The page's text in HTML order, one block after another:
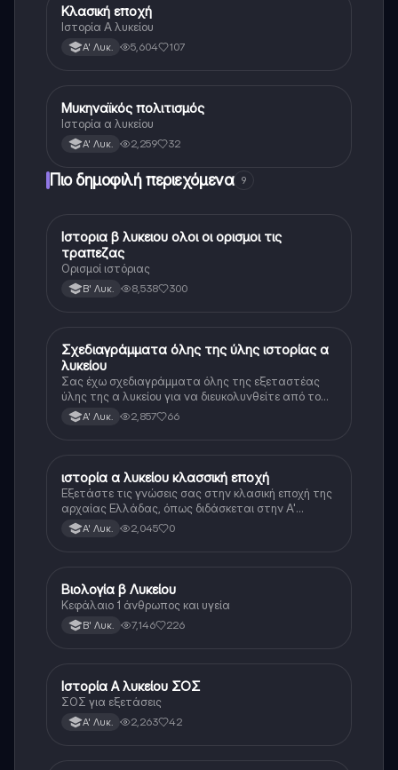
Ιστορία
Κλασική εποχή
Ιστορία Α λυκείου
Α' Λυκ. 5,604 107
Ιστορία
Μυκηναϊκός πολιτισμός
Ιστορία α λυκείου
Α' Λυκ. 2,259 32
Πιο δημοφιλή περιεχόμενα 9
Ιστορία
Ιστορια β λυκειου ολοι οι ορισμοι τις
τραπεζας
Ορισμοί ιστόριας
Β' Λυκ. 8,538 300
Ιστορία
Σχεδιαγράμματα όλης της ύλης ιστορίας α
λυκείου
Σας έχω σχεδιαγράμματα όλης της εξεταστέας
ύλης της α λυκείου για να διευκολυνθείτε από το
τεράστιο βάρος του βιβλίου
Α' Λυκ. 2,857 66
Ιστορία
ιστορία α λυκείου κλασσική εποχή
Εξετάστε τις γνώσεις σας στην κλασική εποχή της
αρχαίας Ελλάδας, όπως διδάσκεται στην Α'
Λυκείου.Α' Λυκ. 2,045 0
Βιολογία
Βιολογία β Λυκείου
Κεφάλαιο 1 άνθρωπος και υγεία
Β' Λυκ. 7,146 226
Ιστορία
Ιστορία Α λυκείου ΣΟΣ
ΣΟΣ για εξετάσεις
Α' Λυκ. 2,263 42